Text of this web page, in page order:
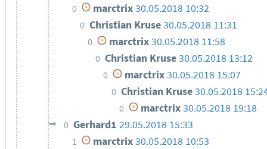
0 marctrix30.05.2018 10:32
0 Christian Kruse30.05.2018 11:31
0 marctrix30.05.2018 11:58
0 Christian Kruse30.05.2018 13:12
0 marctrix30.05.2018 15:07
0 Christian Kruse30.05.2018
0 marctrix 30.05.2018 19:18
0 Gerhard129.05.2018 15:33
1 marctrix30.05.2018 10:53